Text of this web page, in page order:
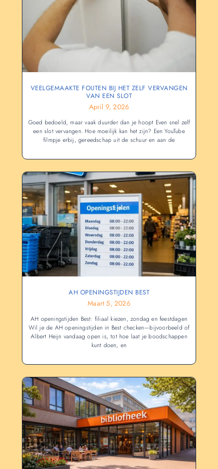
VEELGEMAAKTE FOUTEN BIJ HET ZELF VERVANGEN
VAN EEN SLOT
April 9, 2026
Goed bedoeld, maar vaak duurder dan je hoopt Even snel zelf
een slot vervangen. Hoe moeilijk kan het zijn? Een YouTube
filmpje erbij, gereedschap uit de schuur en aan de
AH OPENINGSTIJDEN BEST
Maart 5, 2026
AH openingstijden Best: filiaal kiezen, zondag en feestdagen
Wil je de AH openingstijden in Best checken—bijvoorbeeld of
Albert Heijn vandaag open is, tot hoe laat je boodschappen
kunt doen, en